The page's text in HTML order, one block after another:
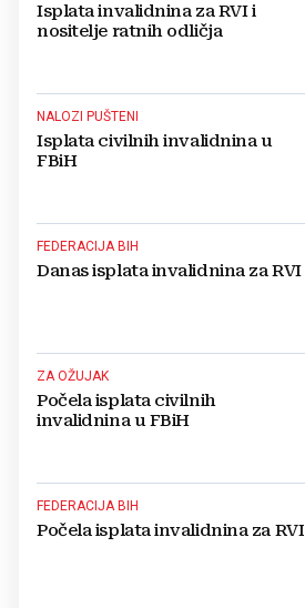
Isplata invalidnina za RVI i
nositelje ratnih odličja
NALOZI PUŠTENI
Isplata civilnih invalidnina u
FBiH
FEDERACIJA BIH
Danas isplata invalidnina za RVI
ZA OŽUJAK
Počela isplata civilnih
invalidnina u FBiH
FEDERACIJA BIH
Počela isplata invalidnina za RVI